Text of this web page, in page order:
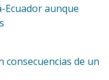
Aris Mining y al
Ecuador aunque
consecuencias de un